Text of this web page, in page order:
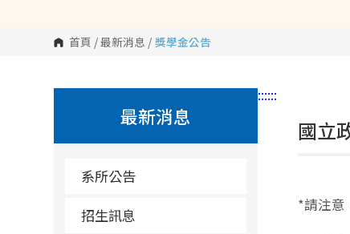
首頁 /最新消息 / 獎學金公告
:::
最新消息
系所公告
招生訊息
:::
國立
*請注意